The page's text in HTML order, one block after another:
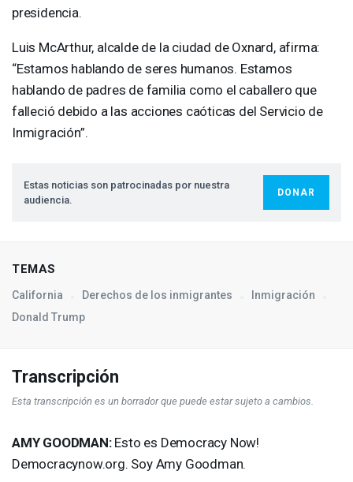
presidencia.
Luis McArthur, alcalde de la ciudad de Oxnard, afirma:
“Estamos hablando de seres humanos. Estamos
hablando de padres de familia como el caballero que
falleció debido a las acciones caóticas del Servicio de
Inmigración”.
Estas noticias son patrocinadas por nuestra
audiencia.
DONAR
TEMAS
California Derechos de los inmigrantes
Inmigración
Donald Trump
Transcripción
Esta transcripción es un borrador que puede estar sujeto a cambios.
AMY GOODMAN:Esto es Democracy Now!
Democracynow.org. Soy Amy Goodman.